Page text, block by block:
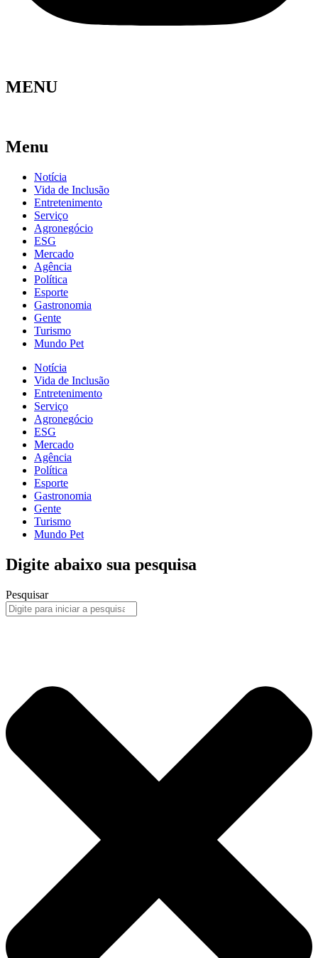
MENU
Menu
Notícia
Vida de Inclusão
Entretenimento
Serviço
Agronegócio
ESG
Mercado
Agência
Política
Esporte
Gastronomia
Gente
Turismo
Mundo Pet
Notícia
Vida de Inclusão
Entretenimento
Serviço
Agronegócio
ESG
Mercado
Agência
Política
Esporte
Gastronomia
Gente
Turismo
Mundo Pet
Digite abaixo sua pesquisa
Pesquisar